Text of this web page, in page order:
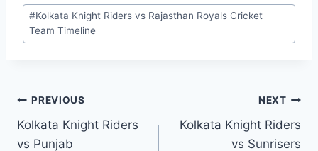
Post
Tags:
#Kolkata Knight Riders vs Rajasthan Royals Cricket
Team Timeline
Post
navigation
PREVIOUS
Kolkata Knight Riders
vs Punjab
NEXT
Kolkata Knight Riders
vs Sunrisers